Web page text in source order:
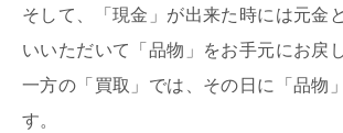
そして、「現金」が出来た時には元金
いいただいて「品物」をお手元にお戻
一方の「買取」では、その日に「品物
す。